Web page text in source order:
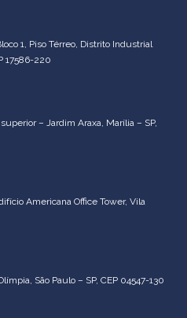
1, Piso Térreo, Distrito Industrial
17586-220
– Jardim Araxa, Marília – SP,
Americana Office Tower, Vila
São Paulo – SP, CEP 04547-130